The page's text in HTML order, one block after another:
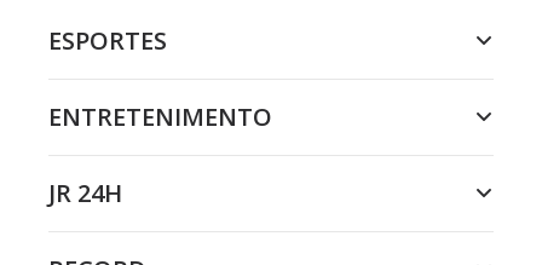
ESPORTES
ENTRETENIMENTO
JR 24H